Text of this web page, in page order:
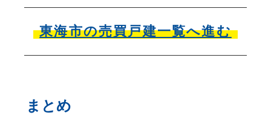
東海市の売買戸建一覧へ進む
まとめ